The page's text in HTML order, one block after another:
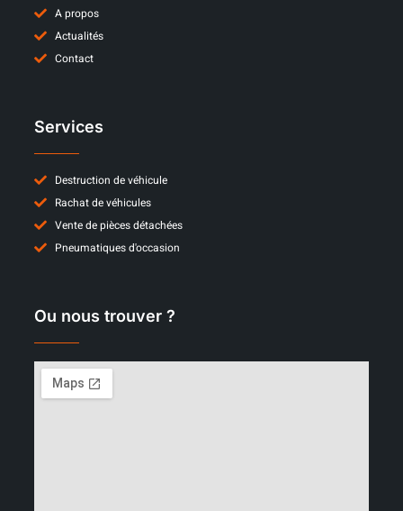
A propos
Actualités
Contact
Services
Destruction de véhicule
Rachat de véhicules
Vente de pièces détachées
Pneumatiques d'occasion
Ou nous trouver ?